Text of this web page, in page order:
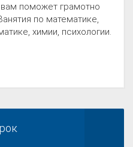
поможет грамотно
по математике,
химии, психологии.